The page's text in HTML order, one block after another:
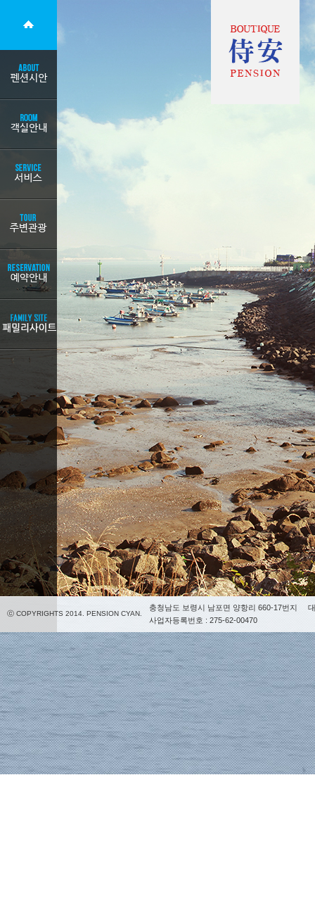
ⓒ COPYRIGHTS 2014. PENSION CYAN.
충청남도 보령시 남포면 양항리 660-17번지
사업자등록번호 : 275-62-00470